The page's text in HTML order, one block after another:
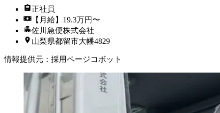
正社員
【月給】19.3万円〜
佐川急便株式会社
山梨県都留市大幡4829
情報提供元 ： 採用ページコボット